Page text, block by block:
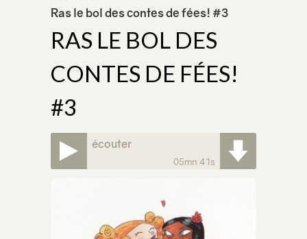
Ras le bol des contes de fées! #3
RAS LE BOL DES
CONTES DE FÉES!
#3
écouter
05mn 41s